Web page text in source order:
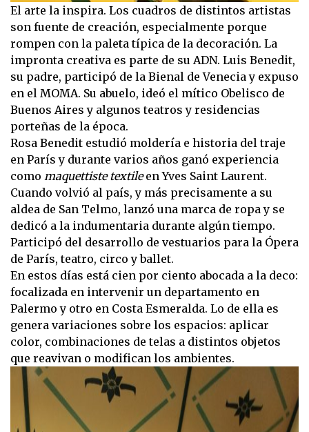
El arte la inspira. Los cuadros de distintos artistas
son fuente de creación, especialmente porque
rompen con la paleta típica de la decoración. La
impronta creativa es parte de su ADN. Luis Benedit,
su padre, participó de la Bienal de Venecia y expuso
en el MOMA. Su abuelo, ideó el mítico Obelisco de
Buenos Aires y algunos teatros y residencias
porteñas de la época.
Rosa Benedit estudió moldería e historia del traje
en París y durante varios años ganó experiencia
como maquettiste textileen Yves Saint Laurent.
Cuando volvió al país, y más precisamente a su
aldea de San Telmo, lanzó una marca de ropa y se
dedicó a la indumentaria durante algún tiempo.
Participó del desarrollo de vestuarios para la Ópera
de París, teatro, circo y ballet.
En estos días está cien por ciento abocada a la deco:
focalizada en intervenir un departamento en
Palermo y otro en Costa Esmeralda. Lo de ella es
genera variaciones sobre los espacios: aplicar
color, combinaciones de telas a distintos objetos
que reavivan o modifican los ambientes.